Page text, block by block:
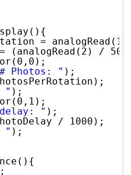
=
(analogRead(2) /
Photos: " );
" );
" );
/ 1000);
" );